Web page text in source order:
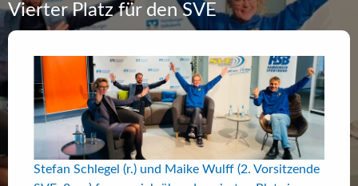
Vierter Platz für den SVE
Stefan Schlegel (r.) und Maike Wulff (2. Vorsitzende